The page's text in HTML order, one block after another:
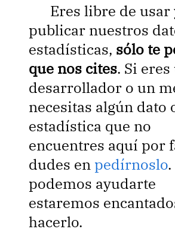
Eres libre de usar
publicar nuestros
estadísticas, sólo te
que nos cites. Si
desarrollador o un
necesitas algún dato
estadística que no
encuentres aquí por
dudes en pedírnoslo
podemos ayudarte
estaremos
hacerlo.